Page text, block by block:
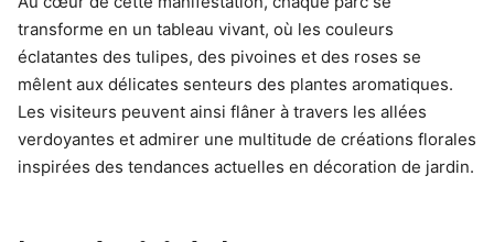
transforme en un tableau vivant, où les couleurs
éclatantes des tulipes, des pivoines et des roses se
mêlent aux délicates senteurs des plantes aromatiques.
Les visiteurs peuvent ainsi flâner à travers les allées
verdoyantes et admirer une multitude de créations florales
inspirées des tendances actuelles en décoration de jardin.